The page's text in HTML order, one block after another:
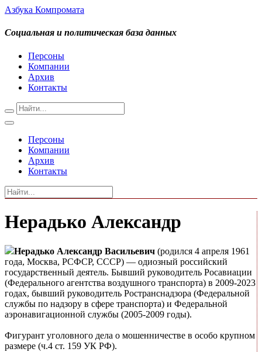
Азбука Компромата
Социальная и политическая база данных
Персоны
Компании
Архив
Контакты
Персоны
Компании
Архив
Контакты
Нерадько Александр
Нерадько Александр Васильевич (родился 4 апреля 1961
года, Москва, РСФСР, СССР) — одиозный российский
государственный деятель. Бывший руководитель Росавиации
(Федерального агентства воздушного транспорта) в 2009-2023
годах, бывший руководитель Ространснадзора (Федеральной
службы по надзору в сфере транспорта) и Федеральной
аэронавигационной службы (2005-2009 годы).
Фигурант уголовного дела о мошенничестве в особо крупном
размере (ч.4 ст. 159 УК РФ).